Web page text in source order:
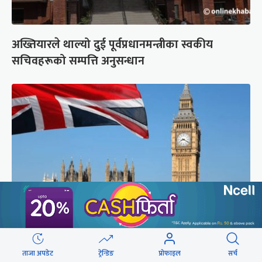
अख्तियारले थाल्यो दुई पूर्वप्रधानमन्त्रीका स्वकीय
सचिवहरूको सम्पत्ति अनुसन्धान
लन्डनप्रति घट्दो आकर्षण, एक वर्षमा ४ लाख २०
ताजा अपडेट ट्रेन्डिङ प्रोफाइल सर्च